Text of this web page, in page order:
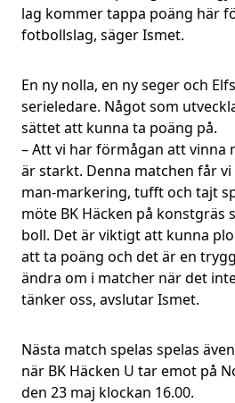
lag kommer tappa poäng här
fotbollslag, säger Ismet.
En ny nolla, en ny seger och
serieledare. Något som
sättet att kunna ta poäng på.
– Att vi har förmågan att vinna
är starkt. Denna matchen får
man-markering, tufft och tajt
möte BK Häcken på konstgräs
boll. Det är viktigt att kunna
att ta poäng och det är en
ändra om i matcher när det
tänker oss, avslutar Ismet.
Nästa match spelas spelas
när BK Häcken U tar emot på
den 23 maj klockan 16.00.